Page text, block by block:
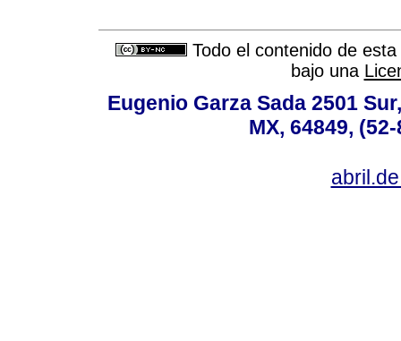
Todo el contenido de
bajo una
Eugenio Garza Sada 2501
MX, 64849,